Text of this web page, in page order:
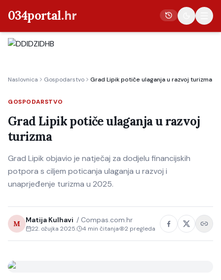
034portal.hr
Crna kronika
Poljoprivreda
Politika
Gospodarstvo
Kultura
Sport
Naslovnica Gospodarstvo Grad Lipik potiče ulaganja u razvoj turizma
GOSPODARSTVO
Grad Lipik potiče ulaganja u razvoj
turizma
Grad Lipik objavio je natječaj za dodjelu financijskih
potpora s ciljem poticanja ulaganja u razvoj i
unaprjeđenje turizma u 2025.
M Matija Kulhavi / Compas.com.hr
22. ožujka 2025. 4 min čitanja 2 pregleda